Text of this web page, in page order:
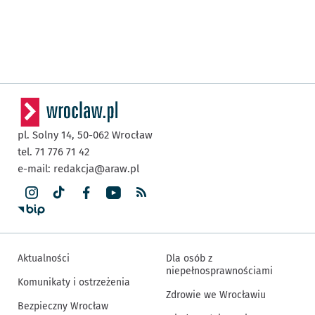
pl. Solny 14, 50-062 Wrocław
tel. 71 776 71 42
e-mail: redakcja@araw.pl
Aktualności
Komunikaty i ostrzeżenia
Bezpieczny Wrocław
Dla osób z
niepełnosprawnościami
Zdrowie we Wrocławiu